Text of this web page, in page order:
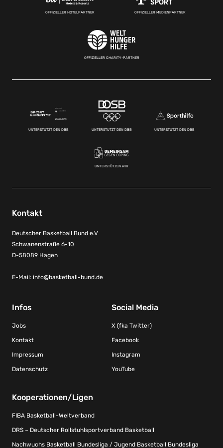
OFFIZIELLER HOTELPARTNER OFFIZIELLER MEDIENPARTNER
OFFIZIELLER CHARITY-PARTNER
UNTERSTÜTZT DEN DBB UNTERSTÜTZT DEN DBB UNTERSTÜTZT DEN DBB
UNTERSTÜTZEN WIR
Kontakt
Deutscher Basketball Bund e.V
Schwanenstraße 6-10
D-58089 Hagen
E-Mail: info@basketball-bund.de
Infos
Jobs
Kontakt
Impressum
Datenschutz
Social Media
X (fka Twitter)
Facebook
Instagram
YouTube
Kooperationen/Ligen
FIBA Basketball-Weltverband
DRS – Deutscher Rollstuhlsportverband Basketball
Nachwuchs Basketball Bundesliga / Jugend Basketball Bundesliga